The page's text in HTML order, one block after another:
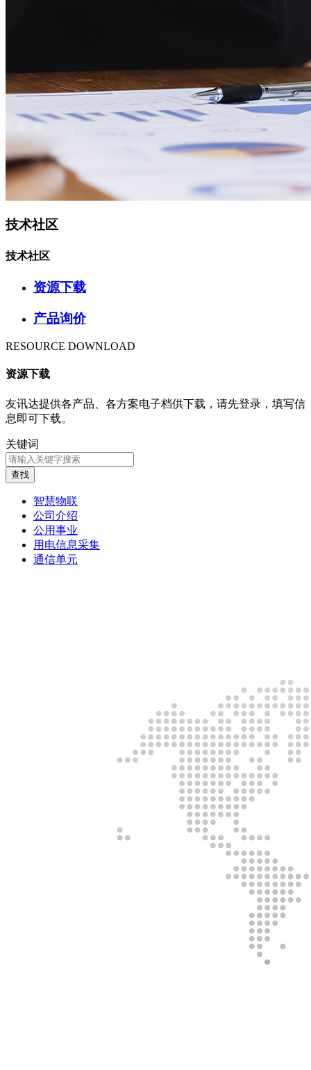
技术社区
技术社区
资源下载
产品询价
RESOURCE DOWNLOAD
资源下载
友讯达提供各产品、各方案电子档供下载，请先登录，填写信
息即可下载。
关键词
查找
智慧物联
公司介绍
公用事业
用电信息采集
通信单元